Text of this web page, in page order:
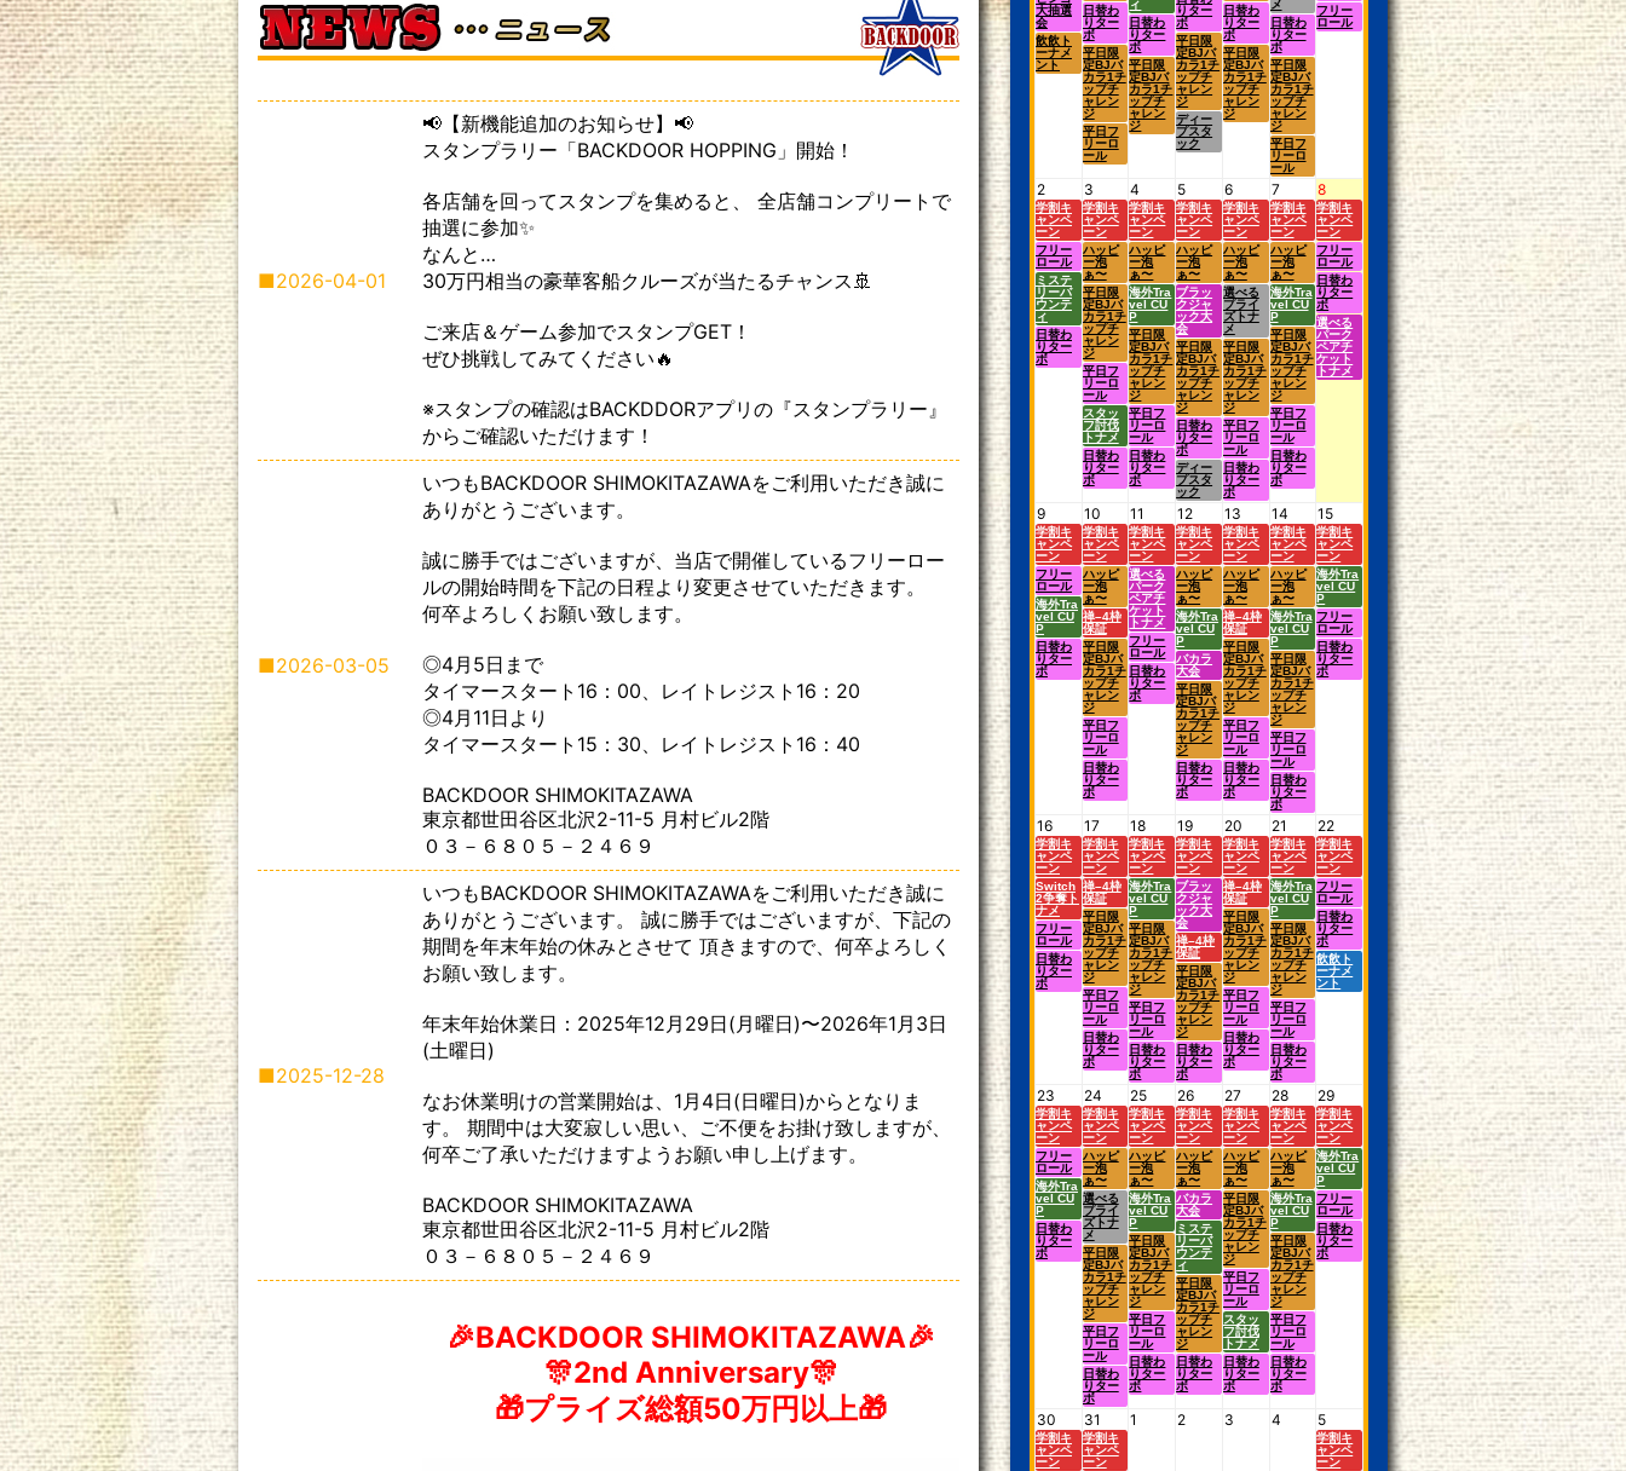
■2026-04-01
📢【新機能追加のお知らせ】📢
スタンプラリー「BACKDOOR HOPPING」開始！
各店舗を回ってスタンプを集めると、 全店舗コンプリートで
抽選に参加✨
なんと…
30万円相当の豪華客船クルーズが当たるチャンス🚢
ご来店＆ゲーム参加でスタンプGET！
ぜひ挑戦してみてください🔥
※スタンプの確認はBACKDDORアプリの『スタンプラリー』
からご確認いただけます！
■2026-03-05
いつもBACKDOOR SHIMOKITAZAWAをご利用いただき誠に
ありがとうございます。
誠に勝手ではございますが、当店で開催しているフリーロー
ルの開始時間を下記の日程より変更させていただきます。
何卒よろしくお願い致します。
◎4月5日まで
タイマースタート16：00、レイトレジスト16：20
◎4月11日より
タイマースタート15：30、レイトレジスト16：40
BACKDOOR SHIMOKITAZAWA
東京都世田谷区北沢2-11-5 月村ビル2階
０３－６８０５－２４６９
■2025-12-28
いつもBACKDOOR SHIMOKITAZAWAをご利用いただき誠に
ありがとうございます。 誠に勝手ではございますが、下記の
期間を年末年始の休みとさせて 頂きますので、何卒よろしく
お願い致します。
年末年始休業日：2025年12月29日(月曜日)〜2026年1月3日
(土曜日)
なお休業明けの営業開始は、1月4日(日曜日)からとなりま
す。 期間中は大変寂しい思い、ご不便をお掛け致しますが、
何卒ご了承いただけますようお願い申し上げます。
BACKDOOR SHIMOKITAZAWA
東京都世田谷区北沢2-11-5 月村ビル2階
０３－６８０５－２４６９
🎉BACKDOOR SHIMOKITAZAWA🎉
🎊2nd Anniversary🎊
🎁プライズ総額50万円以上🎁
大抽選
会
飲飲ト
ーナメ
ント
日替わ
りター
ボ
平日限
定BJバ
カラ1チ
ップチ
ャレン
ジ
平日フ
リーロ
ール
ィ
日替わ
りター
ボ
平日限
定BJバ
カラ1チ
ップチ
ャレン
ジ
りター
ボ
平日限
定BJバ
カラ1チ
ップチ
ャレン
ジ
ディー
プスタ
ック
日替わ
りター
ボ
平日限
定BJバ
カラ1チ
ップチ
ャレン
ジ
メ
日替わ
りター
ボ
平日限
定BJバ
カラ1チ
ップチ
ャレン
ジ
平日フ
リーロ
ール
フリー
ロール
2
学割キ
ャンペ
ーン
フリー
ロール
ミステ
リーバ
ウンテ
ィ
日替わ
りター
ボ
3
学割キ
ャンペ
ーン
ハッピ
ー泡
ぁ〜
平日限
定BJバ
カラ1チ
ップチ
ャレン
ジ
平日フ
リーロ
ール
スタッ
フ討伐
トナメ
日替わ
りター
ボ
4
学割キ
ャンペ
ーン
ハッピ
ー泡
ぁ〜
海外Tra
vel CU
P
平日限
定BJバ
カラ1チ
ップチ
ャレン
ジ
平日フ
リーロ
ール
日替わ
りター
ボ
5
学割キ
ャンペ
ーン
ハッピ
ー泡
ぁ〜
ブラッ
クジャ
ック大
会
平日限
定BJバ
カラ1チ
ップチ
ャレン
ジ
日替わ
りター
ボ
ディー
プスタ
ック
6
学割キ
ャンペ
ーン
ハッピ
ー泡
ぁ〜
選べる
プライ
ズトナ
メ
平日限
定BJバ
カラ1チ
ップチ
ャレン
ジ
平日フ
リーロ
ール
日替わ
りター
ボ
7
学割キ
ャンペ
ーン
ハッピ
ー泡
ぁ〜
海外Tra
vel CU
P
平日限
定BJバ
カラ1チ
ップチ
ャレン
ジ
平日フ
リーロ
ール
日替わ
りター
ボ
8
学割キ
ャンペ
ーン
フリー
ロール
日替わ
りター
ボ
選べる
パーク
ペアチ
ケット
トナメ
9
学割キ
ャンペ
ーン
フリー
ロール
海外Tra
vel CU
P
日替わ
りター
ボ
10
学割キ
ャンペ
ーン
ハッピ
ー泡
ぁ〜
禅–4枠
保証
平日限
定BJバ
カラ1チ
ップチ
ャレン
ジ
平日フ
リーロ
ール
日替わ
りター
ボ
11
学割キ
ャンペ
ーン
選べる
パーク
ペアチ
ケット
トナメ
フリー
ロール
日替わ
りター
ボ
12
学割キ
ャンペ
ーン
ハッピ
ー泡
ぁ〜
海外Tra
vel CU
P
バカラ
大会
平日限
定BJバ
カラ1チ
ップチ
ャレン
ジ
日替わ
りター
ボ
13
学割キ
ャンペ
ーン
ハッピ
ー泡
ぁ〜
禅–4枠
保証
平日限
定BJバ
カラ1チ
ップチ
ャレン
ジ
平日フ
リーロ
ール
日替わ
りター
ボ
14
学割キ
ャンペ
ーン
ハッピ
ー泡
ぁ〜
海外Tra
vel CU
P
平日限
定BJバ
カラ1チ
ップチ
ャレン
ジ
平日フ
リーロ
ール
日替わ
りター
ボ
15
学割キ
ャンペ
ーン
海外Tra
vel CU
P
フリー
ロール
日替わ
りター
ボ
16
学割キ
ャンペ
ーン
Switch
2争奪ト
ナメ
フリー
ロール
日替わ
りター
ボ
17
学割キ
ャンペ
ーン
禅–4枠
保証
平日限
定BJバ
カラ1チ
ップチ
ャレン
ジ
平日フ
リーロ
ール
日替わ
りター
ボ
18
学割キ
ャンペ
ーン
海外Tra
vel CU
P
平日限
定BJバ
カラ1チ
ップチ
ャレン
ジ
平日フ
リーロ
ール
日替わ
りター
ボ
19
学割キ
ャンペ
ーン
ブラッ
クジャ
ック大
会
禅–4枠
保証
平日限
定BJバ
カラ1チ
ップチ
ャレン
ジ
日替わ
りター
ボ
20
学割キ
ャンペ
ーン
禅–4枠
保証
平日限
定BJバ
カラ1チ
ップチ
ャレン
ジ
平日フ
リーロ
ール
日替わ
りター
ボ
21
学割キ
ャンペ
ーン
海外Tra
vel CU
P
平日限
定BJバ
カラ1チ
ップチ
ャレン
ジ
平日フ
リーロ
ール
日替わ
りター
ボ
22
学割キ
ャンペ
ーン
フリー
ロール
日替わ
りター
ボ
飲飲ト
ーナメ
ント
23
学割キ
ャンペ
ーン
フリー
ロール
海外Tra
vel CU
P
日替わ
りター
ボ
24
学割キ
ャンペ
ーン
ハッピ
ー泡
ぁ〜
選べる
プライ
ズトナ
メ
平日限
定BJバ
カラ1チ
ップチ
ャレン
ジ
平日フ
リーロ
ール
日替わ
りター
ボ
25
学割キ
ャンペ
ーン
ハッピ
ー泡
ぁ〜
海外Tra
vel CU
P
平日限
定BJバ
カラ1チ
ップチ
ャレン
ジ
平日フ
リーロ
ール
日替わ
りター
ボ
26
学割キ
ャンペ
ーン
ハッピ
ー泡
ぁ〜
バカラ
大会
ミステ
リーバ
ウンテ
ィ
平日限
定BJバ
カラ1チ
ップチ
ャレン
ジ
日替わ
りター
ボ
27
学割キ
ャンペ
ーン
ハッピ
ー泡
ぁ〜
平日限
定BJバ
カラ1チ
ップチ
ャレン
ジ
平日フ
リーロ
ール
スタッ
フ討伐
トナメ
日替わ
りター
ボ
28
学割キ
ャンペ
ーン
ハッピ
ー泡
ぁ〜
海外Tra
vel CU
P
平日限
定BJバ
カラ1チ
ップチ
ャレン
ジ
平日フ
リーロ
ール
日替わ
りター
ボ
29
学割キ
ャンペ
ーン
海外Tra
vel CU
P
フリー
ロール
日替わ
りター
ボ
30
学割キ
ャンペ
ーン
31
学割キ
ャンペ
ーン
1 2 3 4 5
学割キ
ャンペ
ーン